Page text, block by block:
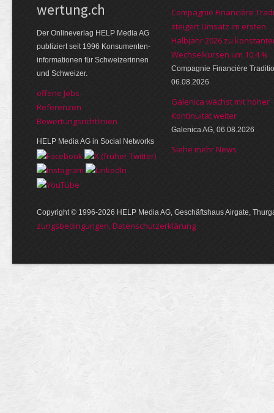
wer­tung.ch
Der Online­verlag HELP Media AG
publi­ziert seit 1996 Kon­su­menten­
infor­mationen für Schwei­zerinnen
und Schweizer.
offene Jobs
Referenzen
Bewer­tungs­richt­linien
HELP Media AG in Social Networks
Compagnie Financière
steigert Umsatz im ersten
Halbjahr 2026 zu
Wechselkursen um 10,4 %
Compagnie Financière
06.08.2026
Galenica wächst mit hoher
Kontinuität weiter
Galenica AG, 06.08.2026
Siehe mehr News
Copyright © 1996-2026 HELP Media AG, Geschäftshaus Airgate,
zungs­bedin­gungen, Daten­schutz­er­klärung